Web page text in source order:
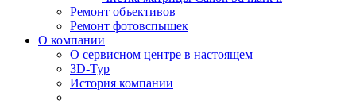
Ремонт объективов
Ремонт фотовспышек
О компании
О сервисном центре в настоящем
3D-Тур
История компании